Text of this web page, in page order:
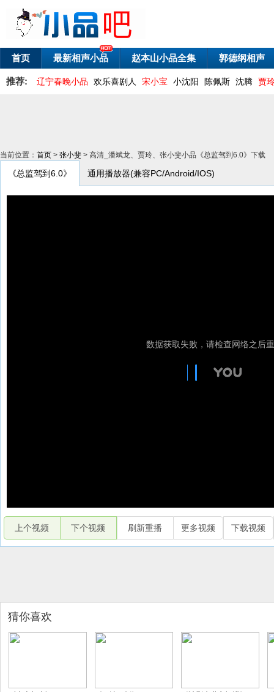
首页 最新相声小品 赵本山小品全集 郭德纲相声
推荐: 辽宁春晚小品 欢乐喜剧人 宋小宝 小沈阳 陈佩斯 沈腾 贾
当前位置： 首页 > 张小斐 > 高清_潘斌龙、贾玲、张小斐小品《总监驾到6.0》下载
《总监驾到6.0》 通用播放器(兼容PC/Android/IOS)
上个视频 下个视频 刷新重播 更多视频 下载视频
猜你喜欢